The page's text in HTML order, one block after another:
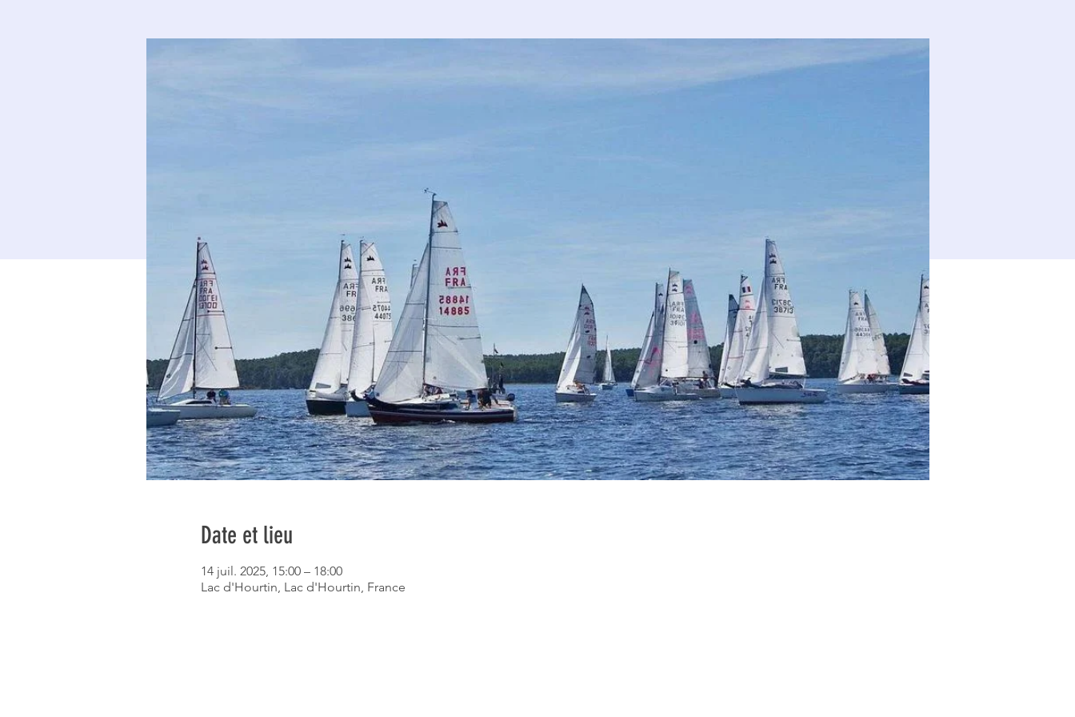
Date et lieu
14 juil. 2025, 15:00 – 18:00
Lac d'Hourtin, Lac d'Hourtin, France